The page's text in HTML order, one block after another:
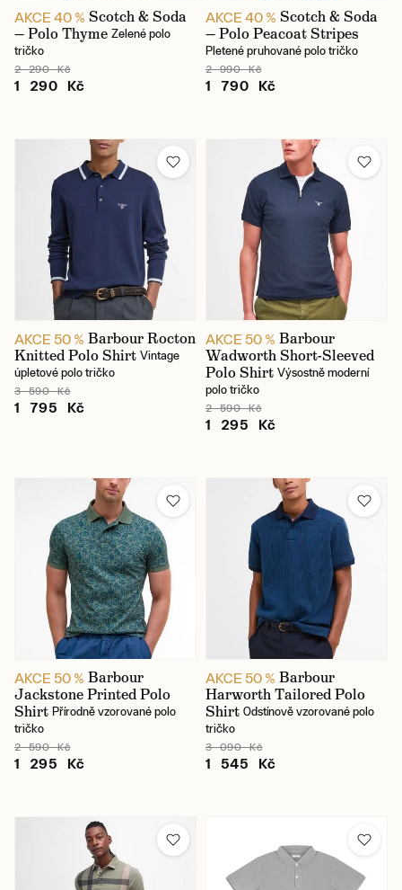
AKCE 40 % Scotch & Soda
— Polo Thyme Zelené polo
tričko
2 290 Kč
1 290 Kč
AKCE 40 % Scotch & Soda
— Polo Peacoat Stripes
Pletené pruhované polo tričko
2 990 Kč
1 790 Kč
AKCE 50 % Barbour Rocton
Knitted Polo Shirt Vintage
úpletové polo tričko
3 590 Kč
1 795 Kč
AKCE 50 % Barbour
Wadworth Short-Sleeved
Polo Shirt Výsostně moderní
polo tričko
2 590 Kč
1 295 Kč
AKCE 50 % Barbour
Jackstone Printed Polo
Shirt Přírodně vzorované polo
tričko
2 590 Kč
1 295 Kč
AKCE 50 % Barbour
Harworth Tailored Polo
Shirt Odstínově vzorované polo
tričko
3 090 Kč
1 545 Kč